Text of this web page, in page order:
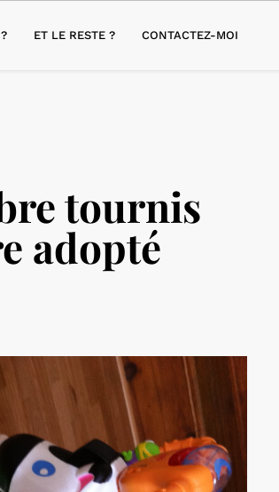
ET LE RESTE ? CONTACTEZ-MOI
tournis
adopté